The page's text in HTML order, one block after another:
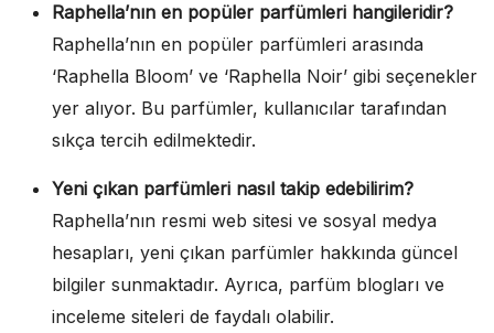
Raphella’nın en popüler parfümleri hangileridir?
Raphella’nın en popüler parfümleri arasında
‘Raphella Bloom’ ve ‘Raphella Noir’ gibi seçenekler
yer alıyor. Bu parfümler, kullanıcılar tarafından
sıkça tercih edilmektedir.
Yeni çıkan parfümleri nasıl takip edebilirim?
Raphella’nın resmi web sitesi ve sosyal medya
hesapları, yeni çıkan parfümler hakkında güncel
bilgiler sunmaktadır. Ayrıca, parfüm blogları ve
inceleme siteleri de faydalı olabilir.